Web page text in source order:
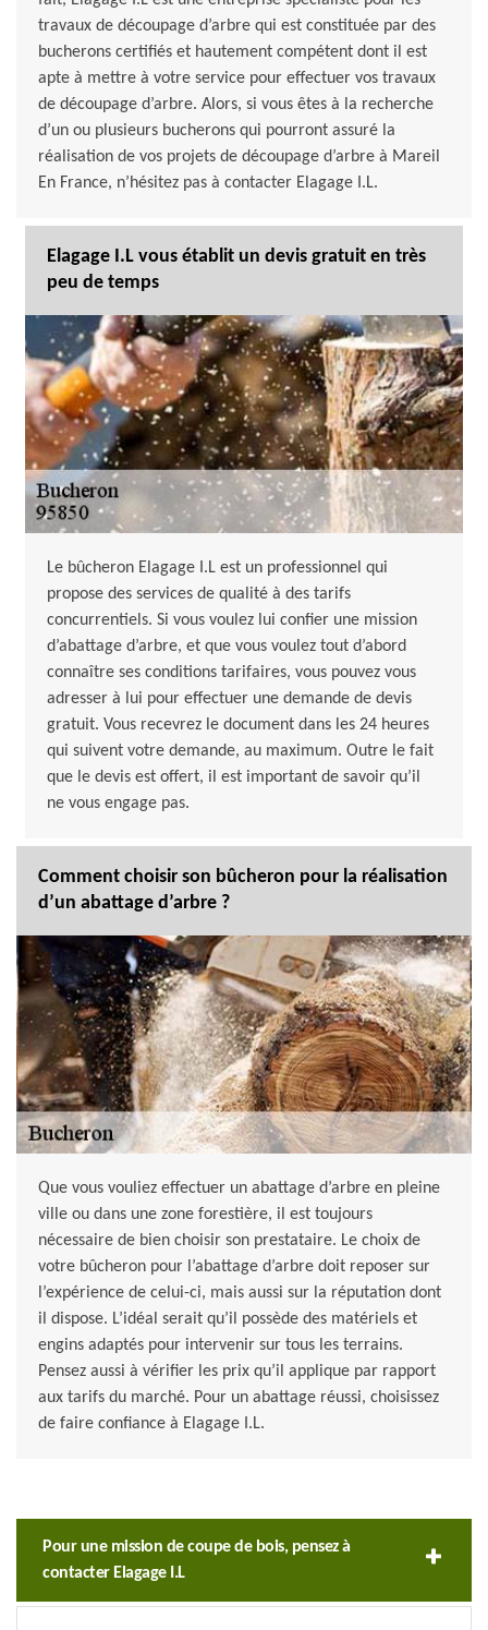
travaux de découpage d’arbre qui est constituée par des
bucherons certifiés et hautement compétent dont il est
apte à mettre à votre service pour effectuer vos travaux
de découpage d’arbre. Alors, si vous êtes à la recherche
d’un ou plusieurs bucherons qui pourront assuré la
réalisation de vos projets de découpage d’arbre à Mareil
En France, n’hésitez pas à contacter Elagage I.L.
Elagage I.L vous établit un devis gratuit en très
peu de temps
Le bûcheron Elagage I.L est un professionnel qui
propose des services de qualité à des tarifs
concurrentiels. Si vous voulez lui confier une mission
d’abattage d’arbre, et que vous voulez tout d’abord
connaître ses conditions tarifaires, vous pouvez vous
adresser à lui pour effectuer une demande de devis
gratuit. Vous recevrez le document dans les 24 heures
qui suivent votre demande, au maximum. Outre le fait
que le devis est offert, il est important de savoir qu’il
ne vous engage pas.
Comment choisir son bûcheron pour la réalisation
d’un abattage d’arbre ?
Que vous vouliez effectuer un abattage d’arbre en pleine
ville ou dans une zone forestière, il est toujours
nécessaire de bien choisir son prestataire. Le choix de
votre bûcheron pour l’abattage d’arbre doit reposer sur
l’expérience de celui-ci, mais aussi sur la réputation dont
il dispose. L’idéal serait qu’il possède des matériels et
engins adaptés pour intervenir sur tous les terrains.
Pensez aussi à vérifier les prix qu’il applique par rapport
aux tarifs du marché. Pour un abattage réussi, choisissez
de faire confiance à Elagage I.L.
Pour une mission de coupe de bois, pensez à
contacter Elagage I.L